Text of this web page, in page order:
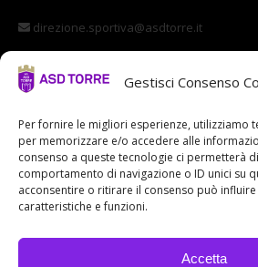
Gestisci Consenso
Per fornire le migliori esperienze, utilizziamo
per memorizzare e/o accedere alle
consenso a queste tecnologie ci permetterà
comportamento di navigazione o ID unici su
acconsentire o ritirare il consenso può
caratteristiche e funzioni.
Accetta
direzione.sportiva@asdtorre.it
Settore giovanile
settore.giovanile@asdtorre.it